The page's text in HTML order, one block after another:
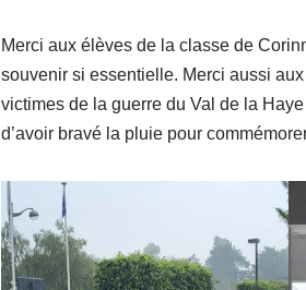
Merci aux élèves de la classe de
souvenir si essentielle. Merci aussi
victimes de la guerre du Val de la
d’avoir bravé la pluie pour